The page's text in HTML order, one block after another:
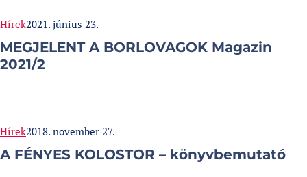
Categories:
HírekPublished at
2021. június 23.
MEGJELENT A BORLOVAGOK Magazin
2021/2
Categories:
HírekPublished at
2018. november 27.
A FÉNYES KOLOSTOR – könyvbemutató